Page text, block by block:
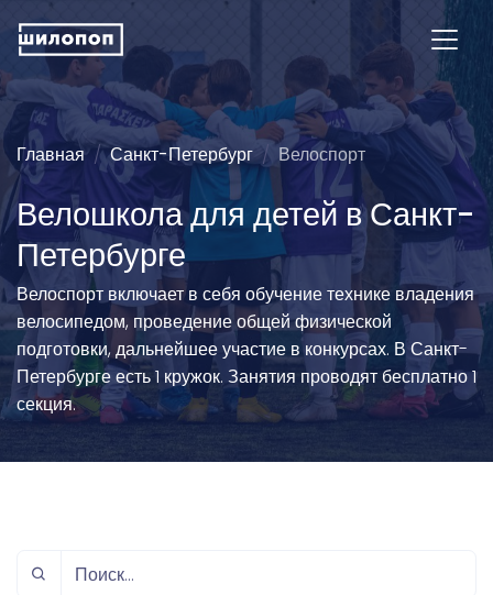
Главная Санкт-Петербург Велоспорт
Велошкола для детей в Санкт-
Петербурге
Велоспорт включает в себя обучение технике владения
велосипедом, проведение общей физической
подготовки, дальнейшее участие в конкурсах. В Санкт-
Петербурге есть 1 кружок. Занятия проводят бесплатно 1
секция.